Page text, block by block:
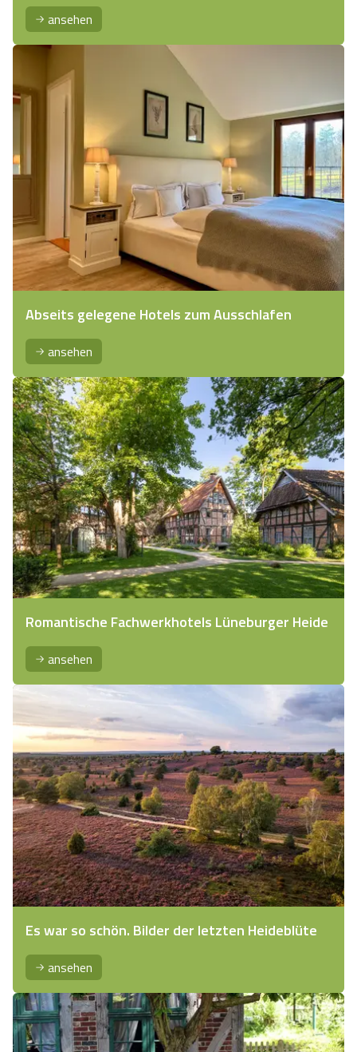
ansehen
Abseits gelegene Hotels zum Ausschlafen
ansehen
Romantische Fachwerkhotels Lüneburger Heide
ansehen
Es war so schön. Bilder der letzten Heideblüte
ansehen